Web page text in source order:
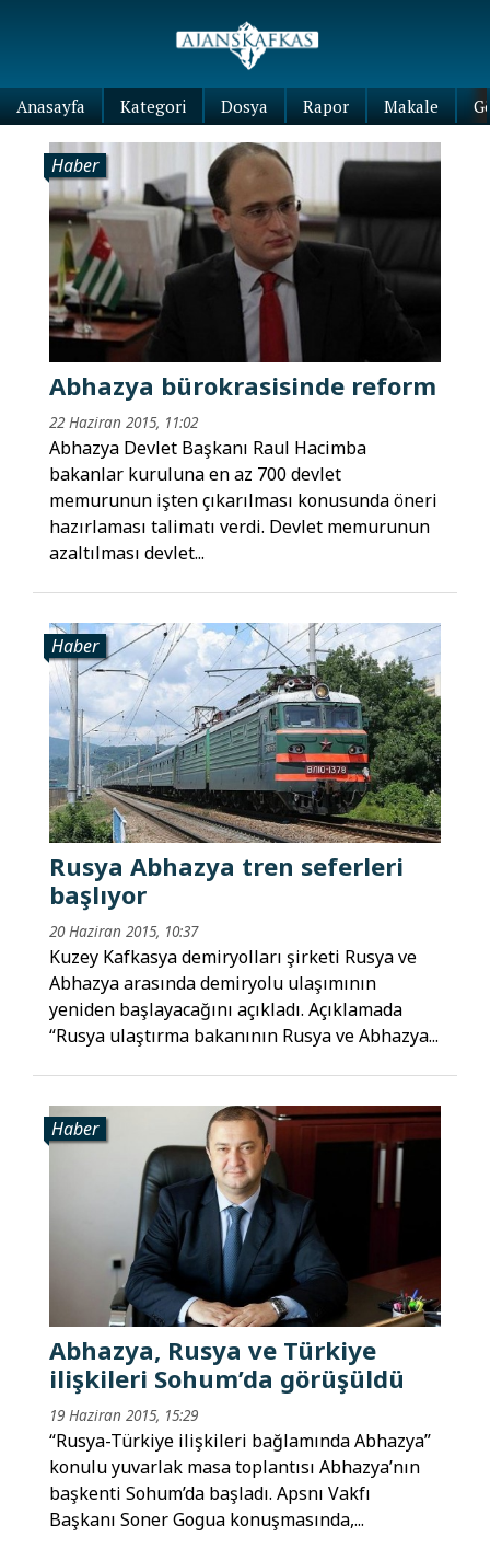
Anasayfa Kategori Dosya Rapor Makale
Haber
Abhazya bürokrasisinde reform
22 Haziran 2015, 11:02
Abhazya Devlet Başkanı Raul Hacimba
bakanlar kuruluna en az 700 devlet
memurunun işten çıkarılması konusunda öneri
hazırlaması talimatı verdi. Devlet memurunun
azaltılması devlet...
Haber
Rusya Abhazya tren seferleri
başlıyor
20 Haziran 2015, 10:37
Kuzey Kafkasya demiryolları şirketi Rusya ve
Abhazya arasında demiryolu ulaşımının
yeniden başlayacağını açıkladı. Açıklamada
“Rusya ulaştırma bakanının Rusya ve Abhazya...
Haber
Abhazya, Rusya ve Türkiye
ilişkileri Sohum’da görüşüldü
19 Haziran 2015, 15:29
“Rusya-Türkiye ilişkileri bağlamında Abhazya”
konulu yuvarlak masa toplantısı Abhazya’nın
başkenti Sohum’da başladı. Apsnı Vakfı
Başkanı Soner Gogua konuşmasında,...